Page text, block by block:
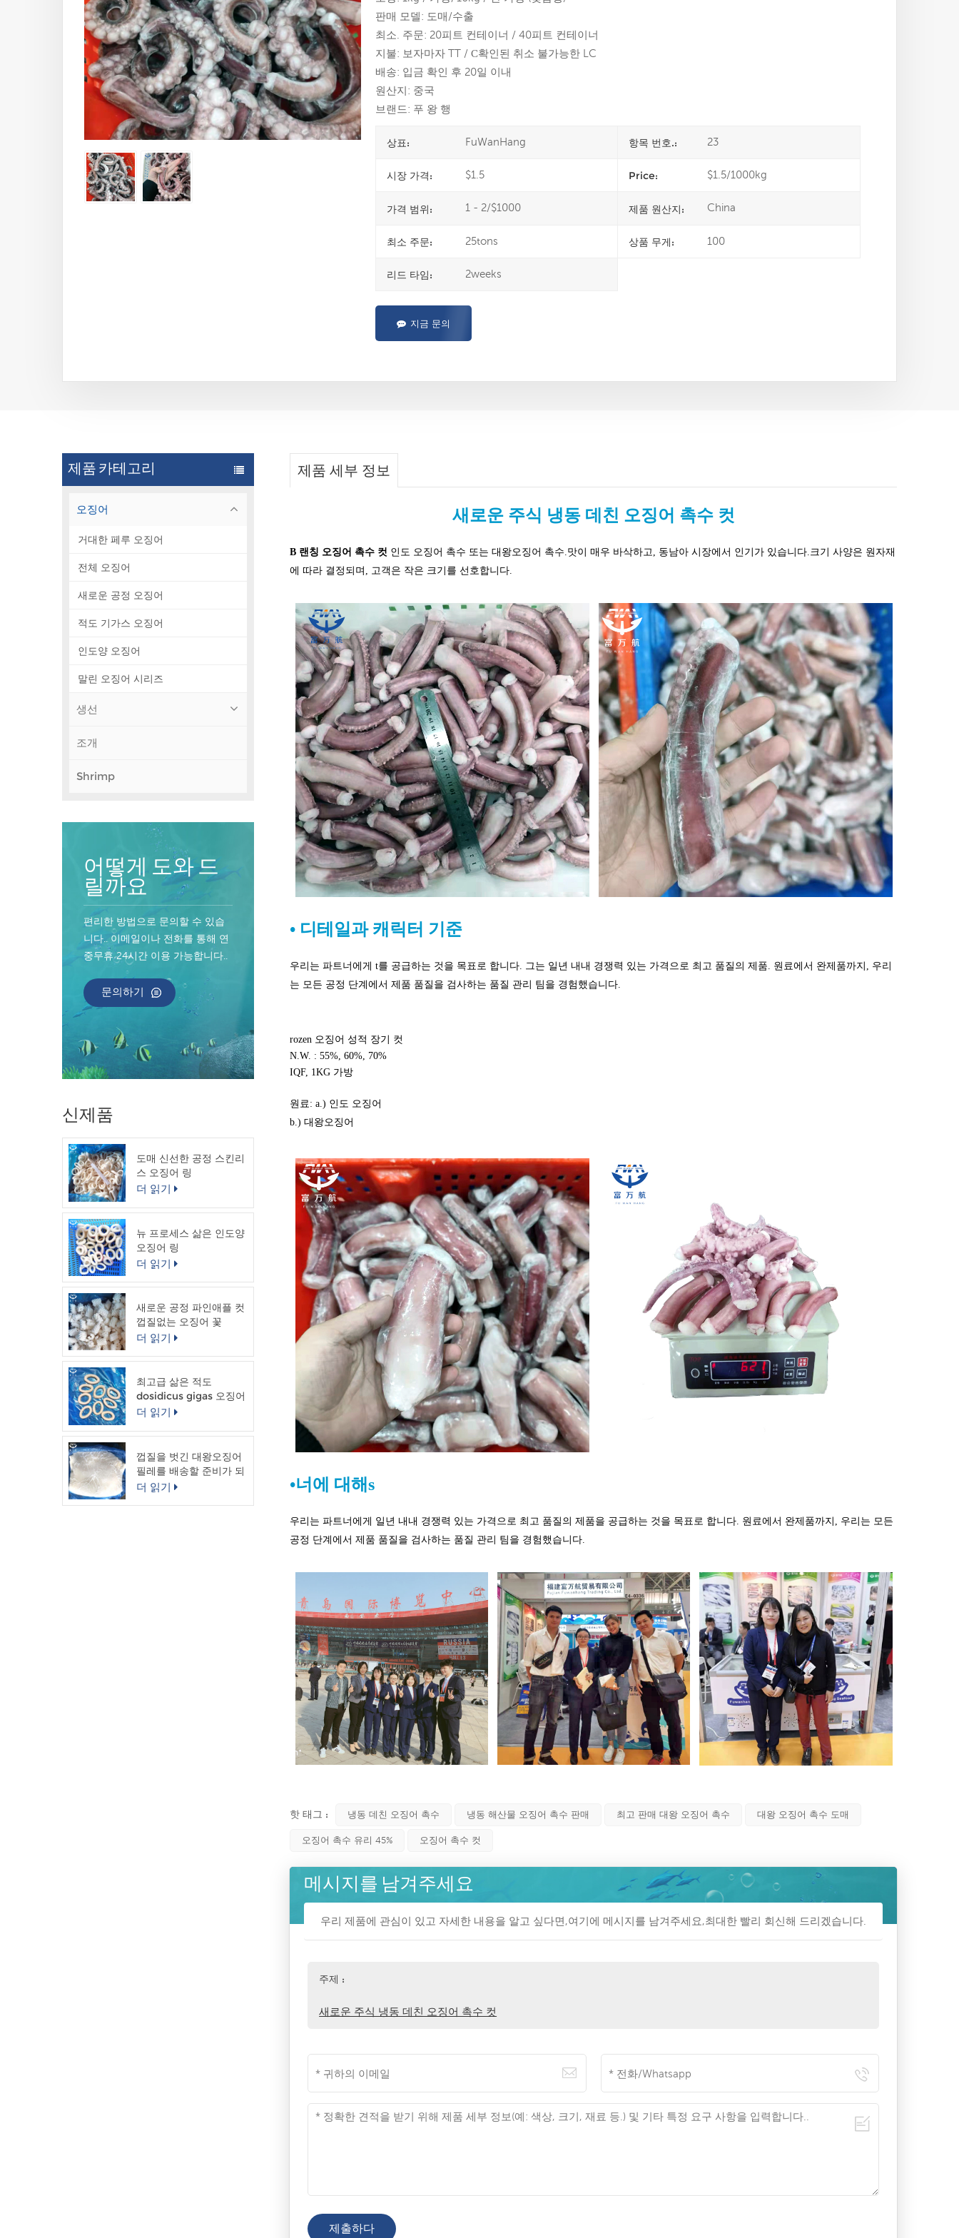
판매 모델: 도매/수출
최소. 주문: 20피트 컨테이너 / 40피트 컨테이너
지불: 보자마자 TT / С확인된 취소 불가능한 LC
배송: 입금 확인 후 20일 이내
원산지: 중국
브랜드: 푸 왕 행
상표: FuWanHang 항목 번호.: 23
시장 가격: $1.5 Price: $1.5/1000kg
가격 범위: 1 - 2/$1000 제품 원산지: China
최소 주문: 25tons 상품 무게: 100
리드 타임: 2weeks
지금 문의
제품 카테고리
오징어
거대한 페루 오징어
전체 오징어
새로운 공정 오징어
적도 기가스 오징어
인도양 오징어
말린 오징어 시리즈
생선
조개
Shrimp
어떻게 도와 드
릴까요
편리한 방법으로 문의할 수 있습
니다.. 이메일이나 전화를 통해 연
중무휴 24시간 이용 가능합니다..
문의하기
신제품
도매 신선한 공정 스킨리
스 오징어 링
더 읽기
뉴 프로세스 삶은 인도양
오징어 링
더 읽기
새로운 공정 파인애플 컷
껍질없는 오징어 꽃
더 읽기
최고급 삶은 적도
dosidicus gigas 오징어
링
더 읽기
껍질을 벗긴 대왕오징어
필레를 배송할 준비가 되
었습니다.
더 읽기
제품 세부 정보
새로운 주식 냉동 데친 오징어 촉수 컷
B 랜칭 오징어 촉수 컷 인도 오징어 촉수 또는 대왕오징어 촉수.맛이 매우 바삭하고, 동남아 시장에서 인기가 있습니다.크기 사양은 원자재
에 따라 결정되며, 고객은 작은 크기를 선호합니다.
• 디테일과 캐릭터 기준
우리는 파트너에게 t를 공급하는 것을 목표로 합니다. 그는 일년 내내 경쟁력 있는 가격으로 최고 품질의 제품. 원료에서 완제품까지, 우리
는 모든 공정 단계에서 제품 품질을 검사하는 품질 관리 팀을 경험했습니다.
rozen 오징어 성적 장기 컷
N.W. : 55%, 60%, 70%
IQF, 1KG 가방
원료: a.) 인도 오징어
b.) 대왕오징어
•너에 대해s
우리는 파트너에게 일년 내내 경쟁력 있는 가격으로 최고 품질의 제품을 공급하는 것을 목표로 합니다. 원료에서 완제품까지, 우리는 모든
공정 단계에서 제품 품질을 검사하는 품질 관리 팀을 경험했습니다.
핫 태그 : 냉동 데친 오징어 촉수 냉동 해산물 오징어 촉수 판매 최고 판매 대왕 오징어 촉수 대왕 오징어 촉수 도매
오징어 촉수 유리 45% 오징어 촉수 컷
메시지를 남겨주세요
우리 제품에 관심이 있고 자세한 내용을 알고 싶다면,여기에 메시지를 남겨주세요,최대한 빨리 회신해 드리겠습니다.
주제 :
새로운 주식 냉동 데친 오징어 촉수 컷